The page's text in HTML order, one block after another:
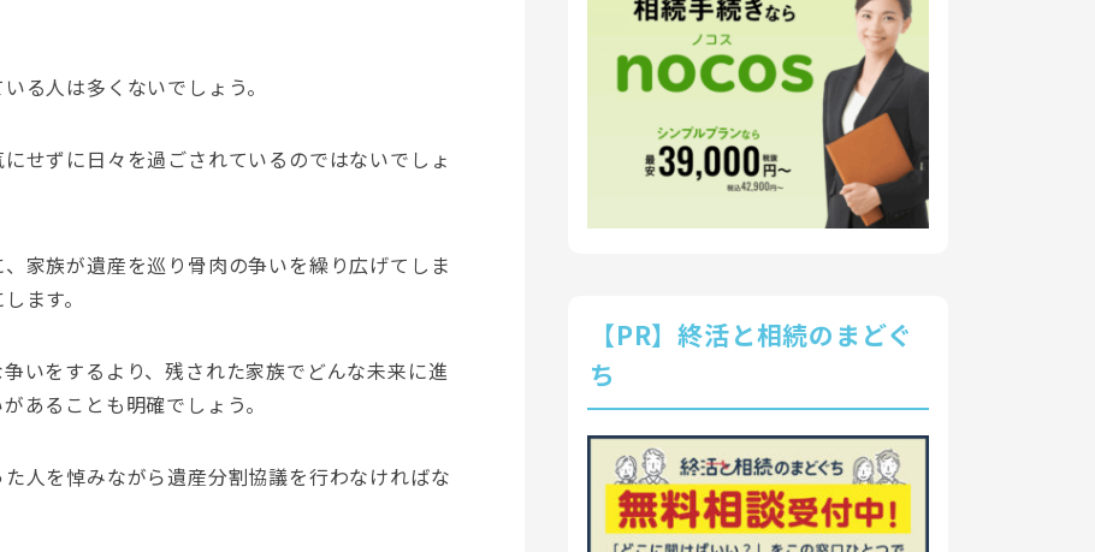
る人は多くないでしょう。
せずに日々を過ごされているのではないでしょ
家族が遺産を巡り骨肉の争いを繰り広げてしま
ます。
いをするより、残された家族でどんな未来に進
あることも明確でしょう。
人を悼みながら遺産分割協議を行わなければな
【PR】終活と相続のまどぐ
ち